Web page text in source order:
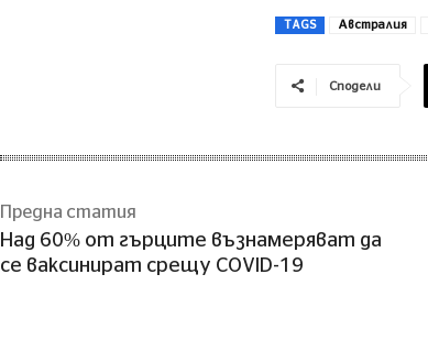
TAGS Австралия
Сподели
Предна статия
Над 60% от гърците възнамеряват да
се ваксинират срещу COVID-19